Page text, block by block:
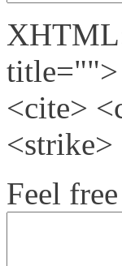
title="">
<cite>
<strike>
Feel